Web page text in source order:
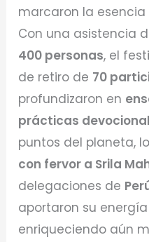
marcaron la esencia
Con una asistencia
400 personas, el
de retiro de 70
profundizaron en
prácticas
puntos del planeta,
con fervor a Srila
delegaciones de
aportaron su
enriqueciendo aún